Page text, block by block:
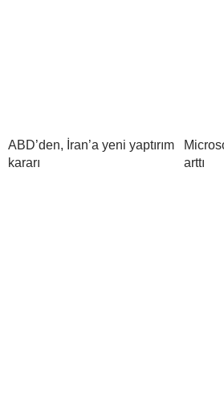
ABD’den, İran’a yeni yaptırım
kararı
arttı